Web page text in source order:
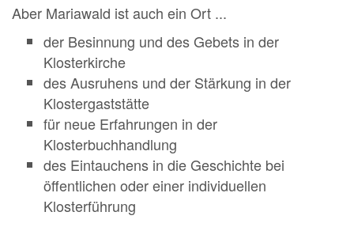
Aber Mariawald ist auch ein Ort ...
der Besinnung und des Gebets in der
Klosterkirche
des Ausruhens und der Stärkung in der
Klostergaststätte
für neue Erfahrungen in der
Klosterbuchhandlung
des Eintauchens in die Geschichte bei
öffentlichen oder einer individuellen
Klosterführung